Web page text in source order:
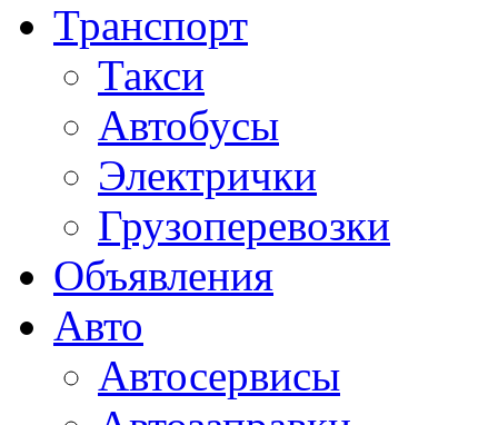
Транспорт
Такси
Автобусы
Электрички
Грузоперевозки
Объявления
Авто
Автосервисы